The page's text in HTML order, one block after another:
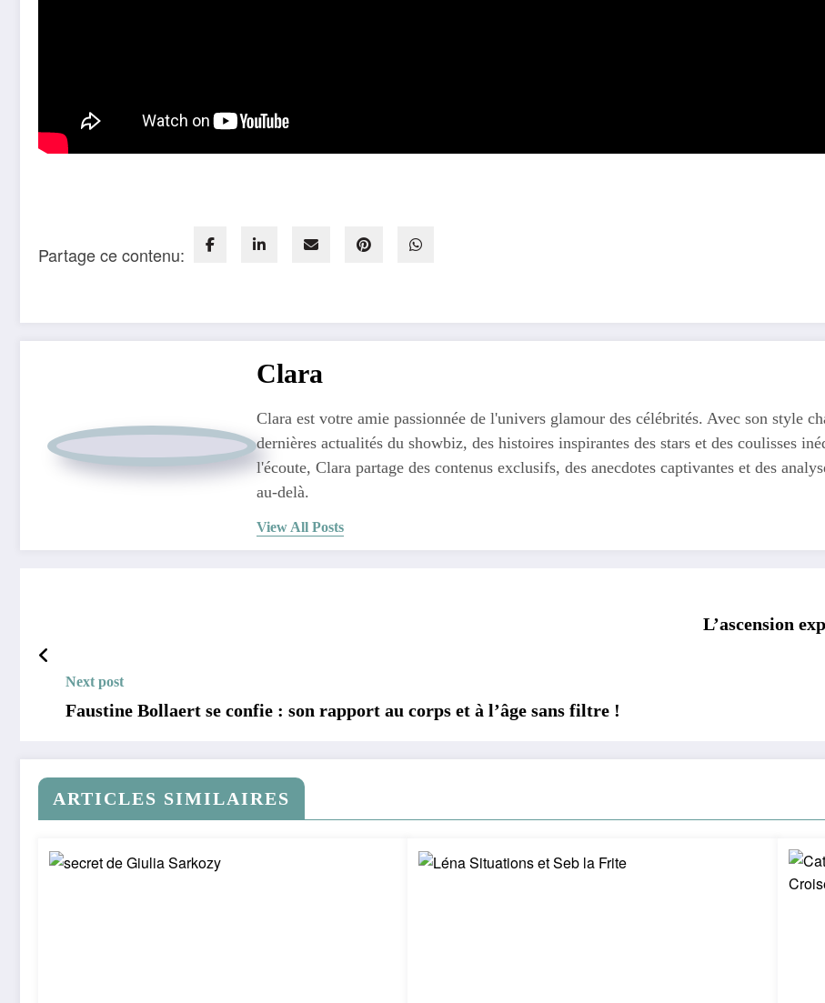
Partage ce contenu:
Clara
Clara est votre amie passionnée de l'univers glamour des célébrités. Avec son style
dernières actualités du showbiz, des histoires inspirantes des stars et des coulisses
l'écoute, Clara partage des contenus exclusifs, des anecdotes captivantes et des
au-delà.
View All Posts
L’ascension
Next post
Faustine Bollaert se confie : son rapport au corps et à l’âge sans filtre !
ARTICLES SIMILAIRES